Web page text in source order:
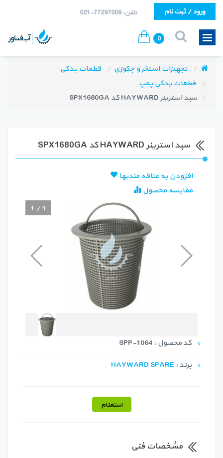
تلفن: 77297009-021 ورود / ثبت نام
0
تجهیزات استخر و جکوزی
قطعات یدکی
قطعات يدكي پمپ
سبد استرینر HAYWARD کد SPX1680GA
سبد استرینر HAYWARD کد SPX1680GA
افزودن به علاقه مندیها
مقایسه محصول
1 /1
کد محصول : SPP-1064
برند : HAYWARD SPARE
استعلام
مشخصات فنی